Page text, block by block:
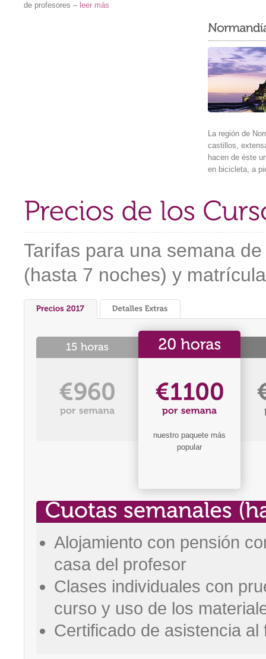
de profesores – leer más
La región de
castillos,
hacen de éste
en bicicleta, a
Tarifas para una semana
(hasta 7 noches) y
nuestro paquete más
popular
Alojamiento con pensión
casa del profesor
Clases individuales con
curso y uso de los
Certificado de asistencia al